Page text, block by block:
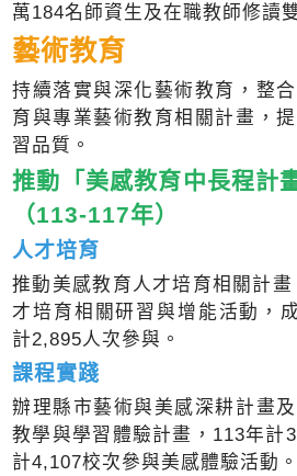
萬184名師資生及在職教師修讀
藝術教育
持續落實與深化藝術教育，整
育與專業藝術教育相關計畫，
習品質。
推動「美感教育中長程計
（113-117年）
人才培育
推動美感教育人才培育相關計
才培育相關研習與增能活動，
計2,895人次參與。
課程實踐
辦理縣市藝術與美感深耕計畫
教學與學習體驗計畫，113年計
計4,107校次參與美感體驗活動。